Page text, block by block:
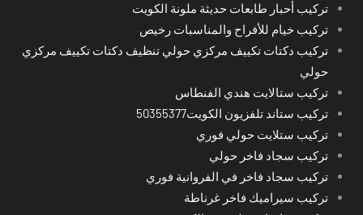
تركيب أحبار طابعات حديثة ملونة الكويت
تركيب خيام للأفراح والمناسبات رخيص
تركيب دكتات تكييف مركزي حولي تنظيف دكتات تكييف مركزي
حولي
تركيب ستالايت هندي الفنطاس
تركيب ستاند تلفزيون الكويت50355377
تركيب ستلايت حولي فوري
تركيب سجاد فاخر حولي
تركيب سجاد فاخر في الفروانية فوري
تركيب سيراميك فاخر غرناطة